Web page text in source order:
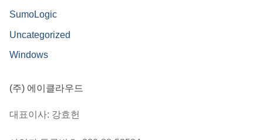
SumoLogic
Uncategorized
Windows
(주) 에이클라우드
대표이사: 강효헌